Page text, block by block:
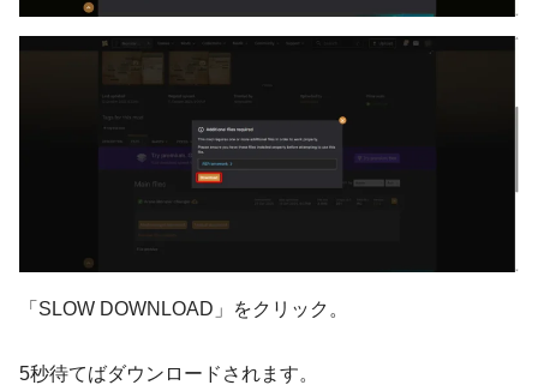
「SLOW DOWNLOAD」をクリック。
5秒待てばダウンロードされます。